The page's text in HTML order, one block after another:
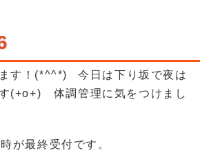
す！(*^^*) 今日は下り坂で夜は
(+o+) 体調管理に気をつけまし
が最終受付です。